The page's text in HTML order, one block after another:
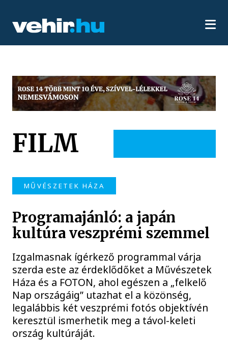
FILM
MŰVÉSZETEK HÁZA
Programajánló: a japán
kultúra veszprémi szemmel
Izgalmasnak ígérkező programmal várja
szerda este az érdeklődőket a Művészetek
Háza és a FOTON, ahol egészen a „felkelő
Nap országáig” utazhat el a közönség,
legalábbis két veszprémi fotós objektívén
keresztül ismerhetik meg a távol-keleti
ország kultúráját.